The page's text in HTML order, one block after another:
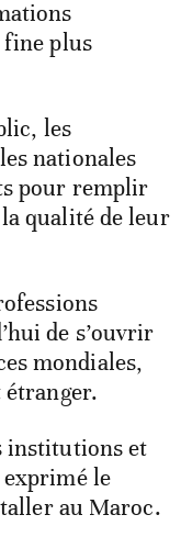
fine plus
les
nationales
pour remplir
qualité de leur
de s’ouvrir
mondiales,
institutions et
le
au Maroc.